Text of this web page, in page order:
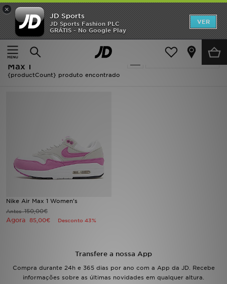
×
JD Sports
JD Sports Fashion PLC
GRÁTIS - No Google Play
VER
Página principal
Mulher
Actualizar a pesquisa
Oferta | Mulher - Nike Air
Max 1
{productCount} produto encontrado
Nike Air Max 1 Women's
Antes150,00€
Agora 85,00€ Desconto 43%
Transfere a nossa App
Compra durante 24h e 365 dias por ano com a App da JD. Recebe
informações sobre as últimas novidades em qualquer altura.
INÍCIO
Promoções
NOVIDADES
ESTILO
DESPORTO
FUTEBOL JD
LOCALIZADOR DE LOJAS
MENSAGENS